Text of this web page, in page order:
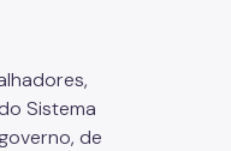
Sistema
de